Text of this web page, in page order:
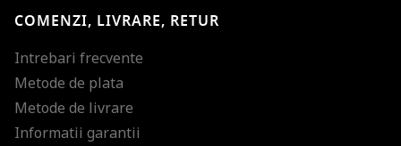
COMENZI, LIVRARE, RETUR
Intrebari frecvente
Metode de plata
Metode de livrare
Informatii garantii